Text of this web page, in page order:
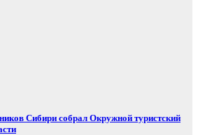
Сибири собрал Окружной туристский